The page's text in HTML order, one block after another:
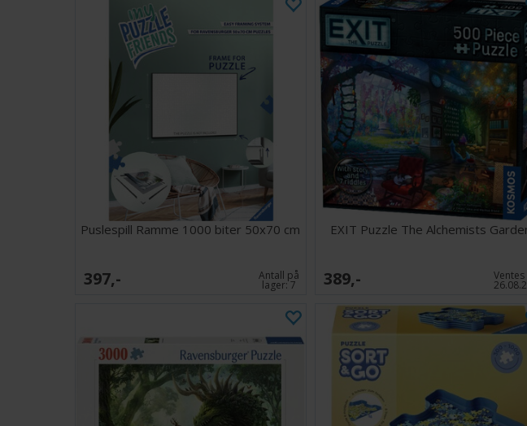
Puslespill Ramme 1000 biter 50x70 cm
397,- Antall på
lager:7
EXIT Puzzle The Alchemists
389,- Ventes